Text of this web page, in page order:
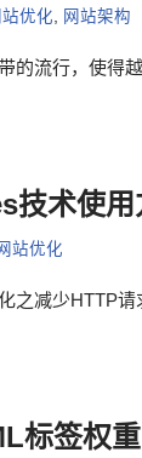
站优化, 网站架构
的流行，使得
技术使用
站优化
之减少HTTP
标签权重